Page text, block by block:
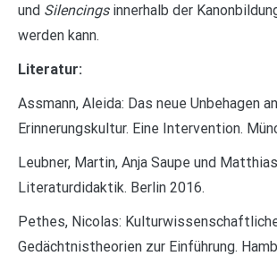
und Silencingsinnerhalb der
werden kann.
Literatur:
Assmann, Aleida: Das neue Unbehagen
Erinnerungskultur. Eine Intervention.
Leubner, Martin, Anja Saupe und
Literaturdidaktik. Berlin 2016.
Pethes, Nicolas:
Gedächtnistheorien zur Einführung.